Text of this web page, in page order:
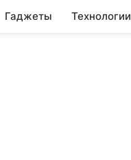
Гаджеты Технологии